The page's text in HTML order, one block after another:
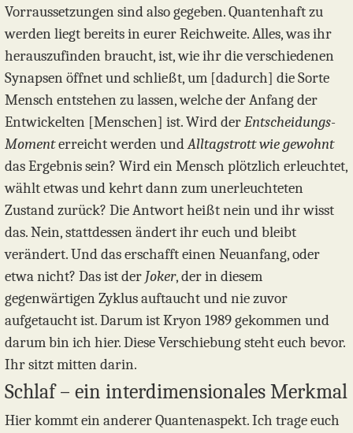
Vorraussetzungen sind also gegeben. Quantenhaft zu
werden liegt bereits in eurer Reichweite. Alles, was ihr
herauszufinden braucht, ist, wie ihr die verschiedenen
Synapsen öffnet und schließt, um [dadurch] die Sorte
Mensch entstehen zu lassen, welche der Anfang der
Entwickelten [Menschen] ist. Wird derEntscheidungs-
Momenterreicht werden undAlltagstrott wie gewohnt
das Ergebnis sein? Wird ein Mensch plötzlich erleuchtet,
wählt etwas und kehrt dann zum unerleuchteten
Zustand zurück? Die Antwort heißt nein und ihr wisst
das. Nein, stattdessen ändert ihr euch und bleibt
verändert. Und das erschafft einen Neuanfang, oder
etwa nicht? Das ist der Joker, der in diesem
gegenwärtigen Zyklus auftaucht und nie zuvor
aufgetaucht ist. Darum ist Kryon 1989 gekommen und
darum bin ich hier. Diese Verschiebung steht euch bevor.
Ihr sitzt mitten darin.
Schlaf – ein interdimensionales Merkmal
Hier kommt ein anderer Quantenaspekt. Ich trage euch